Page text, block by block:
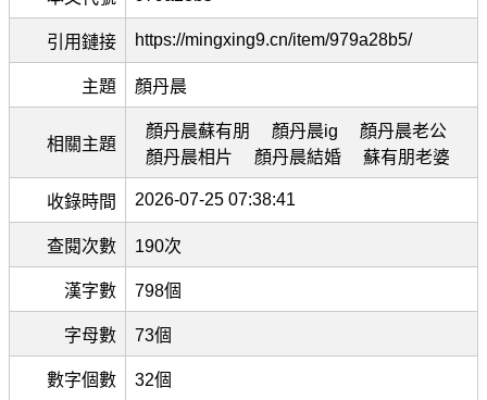
引用鏈接 https://mingxing9.cn/item/979a28b5/
主題 顏丹晨
相關主題
顏丹晨蘇有朋 顏丹晨ig
顏丹晨老公
顏丹晨相片
顏丹晨結婚 蘇有朋老婆
收錄時間 2026-07-25 07:38:41
查閱次數 190次
漢字數 798個
字母數 73個
數字個數 32個